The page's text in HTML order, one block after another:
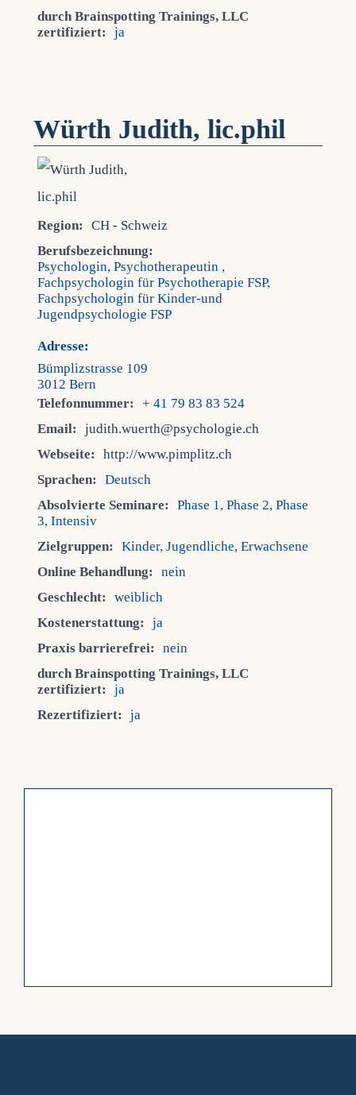
durch Brainspotting Trainings, LLC
zertifiziert:
ja
Würth Judith, lic.phil
Region:
CH - Schweiz
Berufsbezeichnung:
Psychologin, Psychotherapeutin ,
Fachpsychologin für Psychotherapie FSP,
Fachpsychologin für Kinder-und
Jugendpsychologie FSP
Adresse:
Bümplizstrasse 109
3012 Bern
Telefonnummer:
+ 41 79 83 83 524
Email:
judith.wuerth@psychologie.ch
Webseite:
http://www.pimplitz.ch
Sprachen:
Deutsch
Absolvierte Seminare:
Phase 1, Phase 2, Phase
3, Intensiv
Zielgruppen:
Kinder, Jugendliche, Erwachsene
Online Behandlung:
nein
Geschlecht:
weiblich
Kostenerstattung:
ja
Praxis barrierefrei:
nein
durch Brainspotting Trainings, LLC
zertifiziert:
ja
Rezertifiziert:
ja